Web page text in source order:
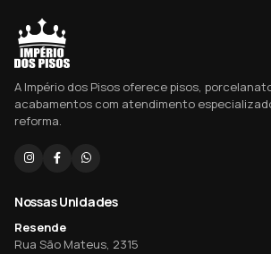
A Império dos Pisos oferece pisos,
acabamentos com atendimento
reforma.
Nossas Unidades
Resende
Rua São Mateus, 2315